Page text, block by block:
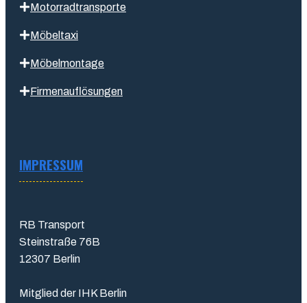
Motorradtransporte
Möbeltaxi
Möbelmontage
Firmenauflösungen
IMPRESSUM
RB Transport
Steinstraße 76B
12307 Berlin
Mitglied der IHK Berlin